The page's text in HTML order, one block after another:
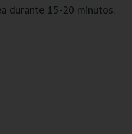
durante 15-20 minutos.